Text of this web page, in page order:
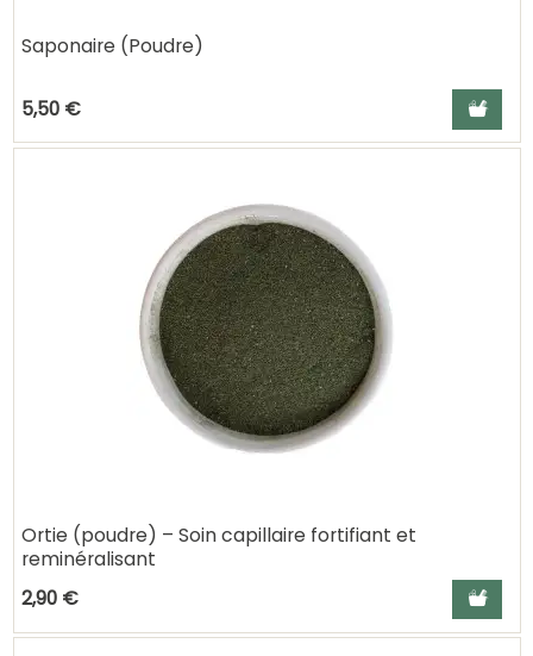
Saponaire (Poudre)
5,50 € Ajouter
Ortie (poudre) – Soin capillaire fortifiant et
reminéralisant
2,90 €
Ajouter